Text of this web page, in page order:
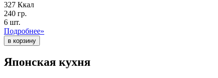
327 Ккал
240 гр.
6 шт.
Подробнее»
Японская кухня